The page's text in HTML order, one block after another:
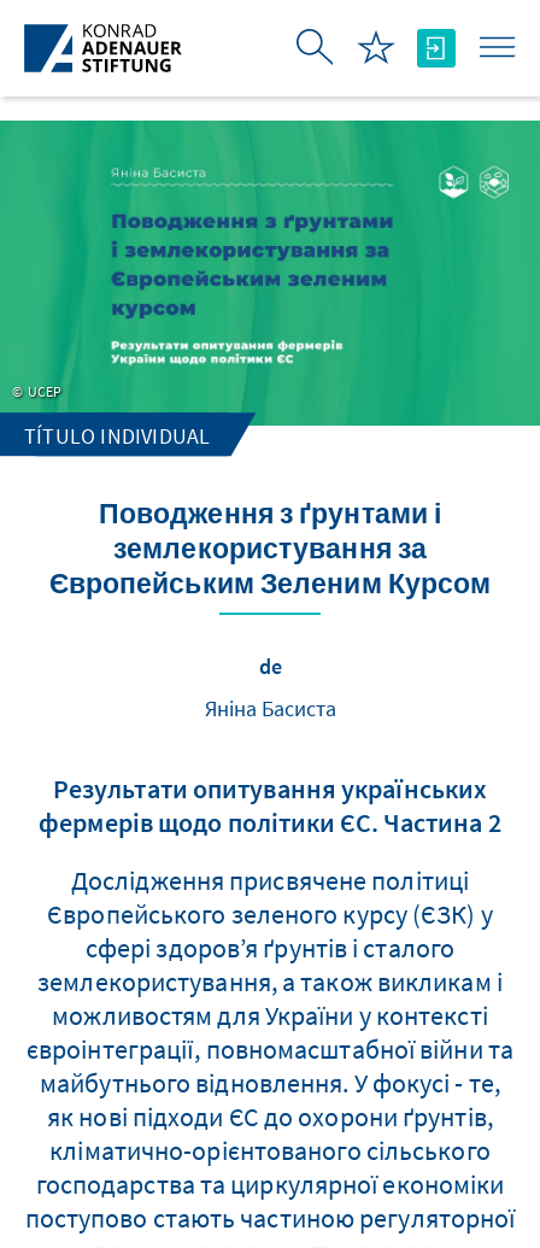
Saltar al contenido principal
UCEP
TÍTULO INDIVIDUAL
Поводження з ґрунтами і
землекористування за
Європейським Зеленим Курсом
de
Яніна Басиста
Результати опитування українських
фермерів щодо політики ЄС. Частина 2
Дослідження присвячене політиці
Європейського зеленого курсу (ЄЗК) у
сфері здоров’я ґрунтів і сталого
землекористування, а також викликам і
можливостям для України у контексті
євроінтеграції, повномасштабної війни та
майбутнього відновлення. У фокусі - те,
як нові підходи ЄС до охорони ґрунтів,
кліматично-орієнтованого сільського
господарства та циркулярної економіки
поступово стають частиною регуляторної